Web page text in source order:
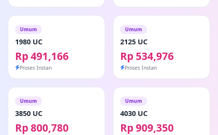
Umum
1980 UC
Rp 491,166
Proses Instan
Umum
2125 UC
Rp 534,976
Proses Instan
Umum
3850 UC
Rp 800,780
Umum
4030 UC
Rp 909,350